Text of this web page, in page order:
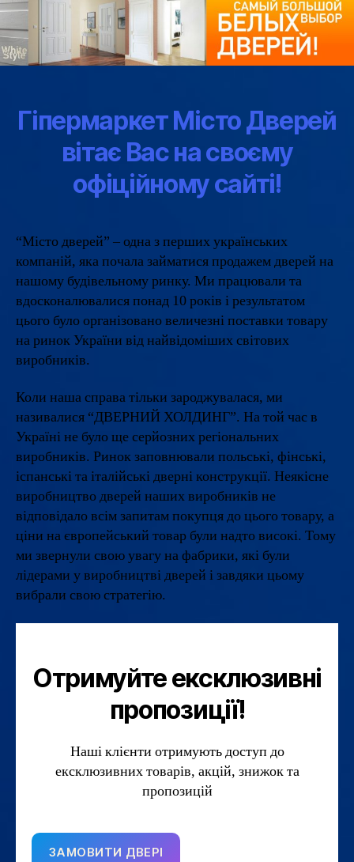
Гіпермаркет Місто Дверей
вітає Вас на своєму
офіційному сайті!
“Місто дверей” – одна з перших українських
компаній, яка почала займатися продажем дверей на
нашому будівельному ринку. Ми працювали та
вдосконалювалися понад 10 років і результатом
цього було організовано величезні поставки товару
на ринок України від найвідоміших світових
виробників.
Коли наша справа тільки зароджувалася, ми
називалися “ДВЕРНИЙ ХОЛДИНГ”. На той час в
Україні не було ще серйозних регіональних
виробників. Ринок заповнювали польські, фінські,
іспанські та італійські дверні конструкції. Неякісне
виробництво дверей наших виробників не
відповідало всім запитам покупця до цього товару, а
ціни на європейський товар були надто високі. Тому
ми звернули свою увагу на фабрики, які були
лідерами у виробництві дверей і завдяки цьому
вибрали свою стратегію.
Отримуйте ексклюзивні
пропозиції!
Наші клієнти отримують доступ до
ексклюзивних товарів, акцій, знижок та
пропозицій
ЗАМОВИТИ ДВЕРІ